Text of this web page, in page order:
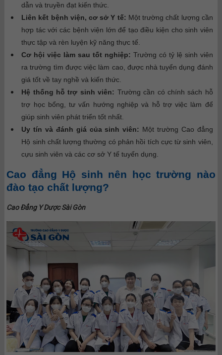
dẫn và truyền đạt kiến thức.
Liên kết bệnh viện, cơ sở Y tế: Một trường chất lượng cần
hợp tác với các bệnh viện lớn để tạo điều kiện cho sinh viên
thực tập và rèn luyện kỹ năng thực tế.
Cơ hội việc làm sau tốt nghiệp: Trường có tỷ lệ sinh viên
ra trường tìm được việc làm cao, được nhà tuyển dụng đánh
giá tốt về tay nghề và kiến thức.
Hệ thống hỗ trợ sinh viên: Trường cần có chính sách hỗ
trợ học bổng, tư vấn hướng nghiệp và hỗ trợ việc làm để
giúp sinh viên phát triển tốt nhất.
Uy tín và đánh giá của sinh viên: Một trường Cao đẳng
Hộ sinh chất lượng thường có phản hồi tích cực từ sinh viên,
cựu sinh viên và các cơ sở Y tế tuyển dụng.
Cao đẳng Hộ sinh nên học trường nào
đào tạo chất lượng?
Cao Đẳng Y Dược Sài Gòn